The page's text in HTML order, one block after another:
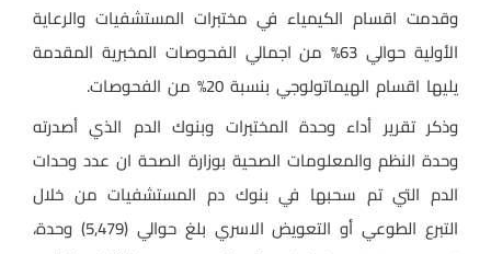
وقدمت اقسام الكيمياء في مختبرات المستشفيات والرعاية
الأولية حوالي 63% من اجمالي الفحوصات المخبرية المقدمة
يليها اقسام الهيماتولوجي بنسبة 20% من الفحوصات.
وذكر تقرير أداء وحدة المختبرات وبنوك الدم الذي أصدرته
وحدة النظم والمعلومات الصحية بوزارة الصحة ان عدد وحدات
الدم التي تم سحبها في بنوك دم المستشفيات من خلال
التبرع الطوعي أو التعويض الاسري بلغ حوالي (5,479) وحدة،